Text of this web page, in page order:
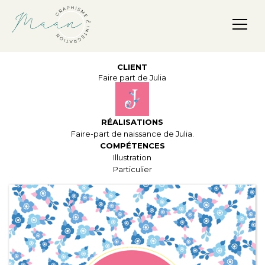
CLIENT
Faire part de Julia
RÉALISATIONS
Faire-part de naissance de Julia.
COMPÉTENCES
Illustration
Particulier